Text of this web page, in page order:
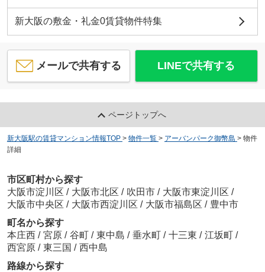
新大阪の敷金・礼金0賃貸物件特集
メールで共有する LINEで共有する
ページトップへ
新大阪駅の賃貸マンション情報TOP > 物件一覧 > アーバンパーク御幣島 > 物件
詳細
市区町村から探す
大阪市淀川区 / 大阪市北区 / 吹田市 / 大阪市東淀川区 /
大阪市中央区 / 大阪市西淀川区 / 大阪市福島区 / 豊中市
町名から探す
本庄西 / 宮原 / 谷町 / 東中島 / 垂水町 / 十三東 / 江坂町 /
西宮原 / 東三国 / 西中島
路線から探す